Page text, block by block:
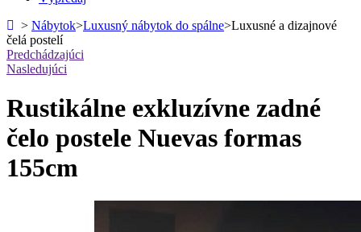
> Nábytok>Luxusný nábytok do spálne>Luxusné a dizajnové
čelá postelí
Predchádzajúci
Nasledujúci
Rustikálne exkluzívne zadné
čelo postele Nuevas formas
155cm